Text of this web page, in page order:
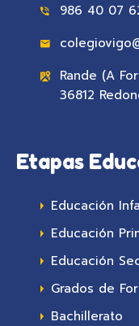
986 40 07
Rande (A
36812
Etapas
Educación
Educación
Educación
Grados de
Bachillerato